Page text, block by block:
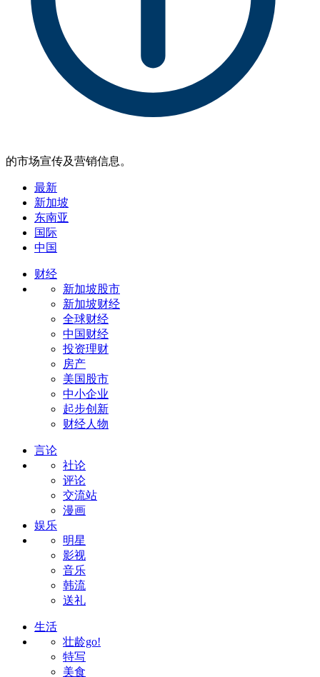
的市场宣传及营销信息。
最新
新加坡
东南亚
国际
中国
财经
新加坡股市
新加坡财经
全球财经
中国财经
投资理财
房产
美国股市
中小企业
起步创新
财经人物
言论
社论
评论
交流站
漫画
娱乐
明星
影视
音乐
韩流
送礼
生活
壮龄go!
特写
美食